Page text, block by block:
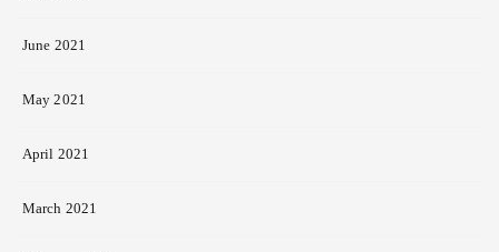
June 2021
May 2021
April 2021
March 2021